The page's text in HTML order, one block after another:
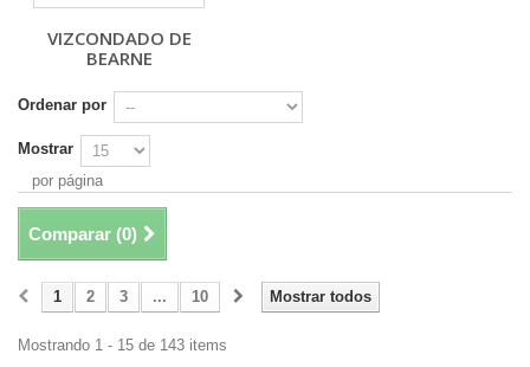
VIZCONDADO DE
BEARNE
Ordenar por
Mostrar
por página
Comparar (0)
Mostrar todos
1 2 3 ... 10
Mostrando 1 - 15 de 143 items